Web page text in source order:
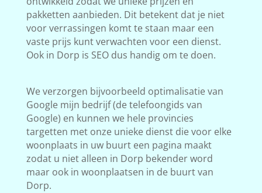
pakketten aanbieden. Dit betekent dat je niet
voor verrassingen komt te staan maar een
vaste prijs kunt verwachten voor een dienst.
Ook in Dorp is SEO dus handig om te doen.
We verzorgen bijvoorbeeld optimalisatie van
Google mijn bedrijf (de telefoongids van
Google) en kunnen we hele provincies
targetten met onze unieke dienst die voor elke
woonplaats in uw buurt een pagina maakt
zodat u niet alleen in Dorp bekender word
maar ook in woonplaatsen in de buurt van
Dorp.